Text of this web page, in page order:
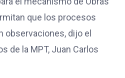
que los procesos
observaciones, dijo el
de la MPT, Juan Carlos